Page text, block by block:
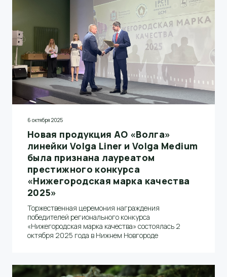
6 октября 2025
Новая продукция АО «Волга»
линейки Volga Liner и Volga Medium
была признана лауреатом
престижного конкурса
«Нижегородская марка качества
2025»
Торжественная церемония награждения
победителей регионального конкурса
«Нижегородская марка качества» состоялась 2
октября 2025 года в Нижнем Новгороде